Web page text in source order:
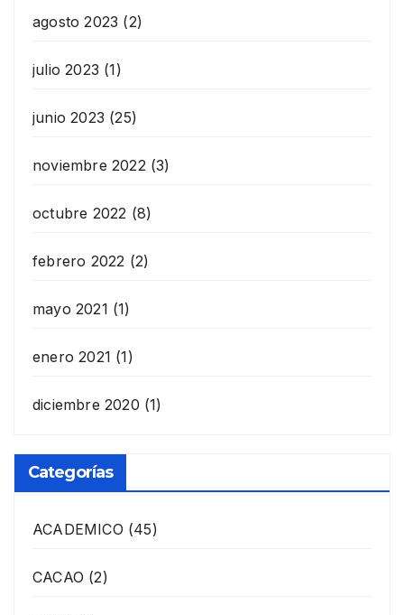
agosto 2023 (2)
julio 2023 (1)
junio 2023 (25)
noviembre 2022 (3)
octubre 2022 (8)
febrero 2022 (2)
mayo 2021 (1)
enero 2021 (1)
diciembre 2020 (1)
Categorías
ACADEMICO (45)
CACAO (2)